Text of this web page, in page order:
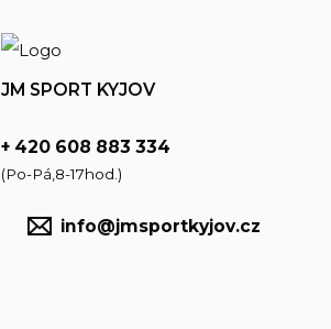
JM SPORT KYJOV
+ 420 608 883 334
(Po-Pá,8-17hod.)
info@jmsportkyjov.cz